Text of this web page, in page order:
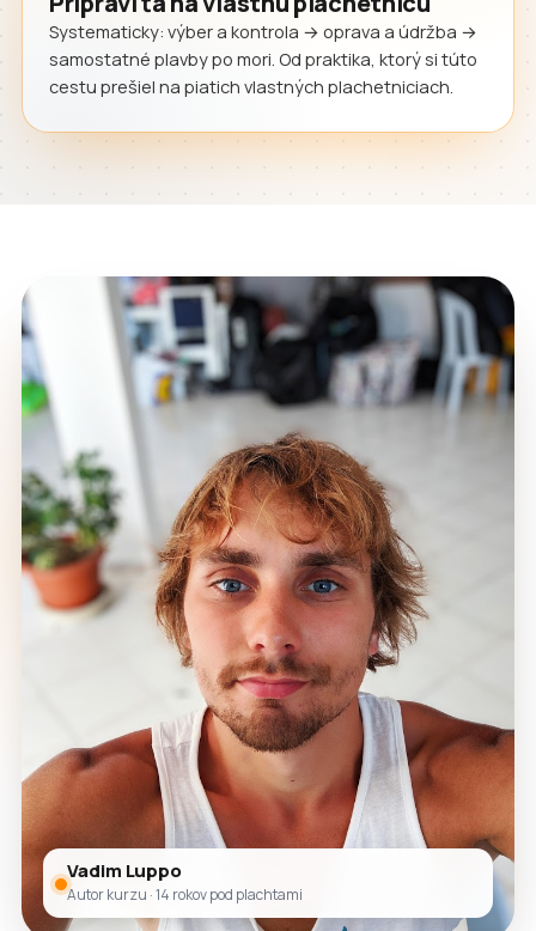
Systematicky: výber a kontrola → oprava a údržba →
samostatné plavby po mori. Od praktika, ktorý si túto
cestu prešiel na piatich vlastných plachetniciach.
Vadim Luppo
Autor kurzu · 14 rokov pod plachtami